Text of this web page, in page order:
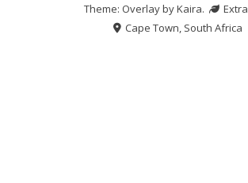
Theme: Overlay byKaira.
Cape Town, South Africa